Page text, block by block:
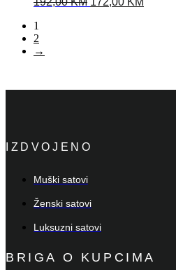
1
2
→
IZDVOJENO
Muški satovi
Ženski satovi
Luksuzni satovi
BRIGA O KUPCIMA